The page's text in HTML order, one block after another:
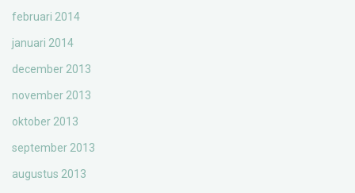
februari 2014
januari 2014
december 2013
november 2013
oktober 2013
september 2013
augustus 2013